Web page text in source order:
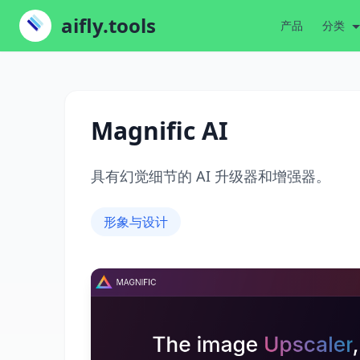
aifly.tools 产品 分类
Magnific AI
具有幻觉细节的 AI 升级器和增强器。
形象与设计